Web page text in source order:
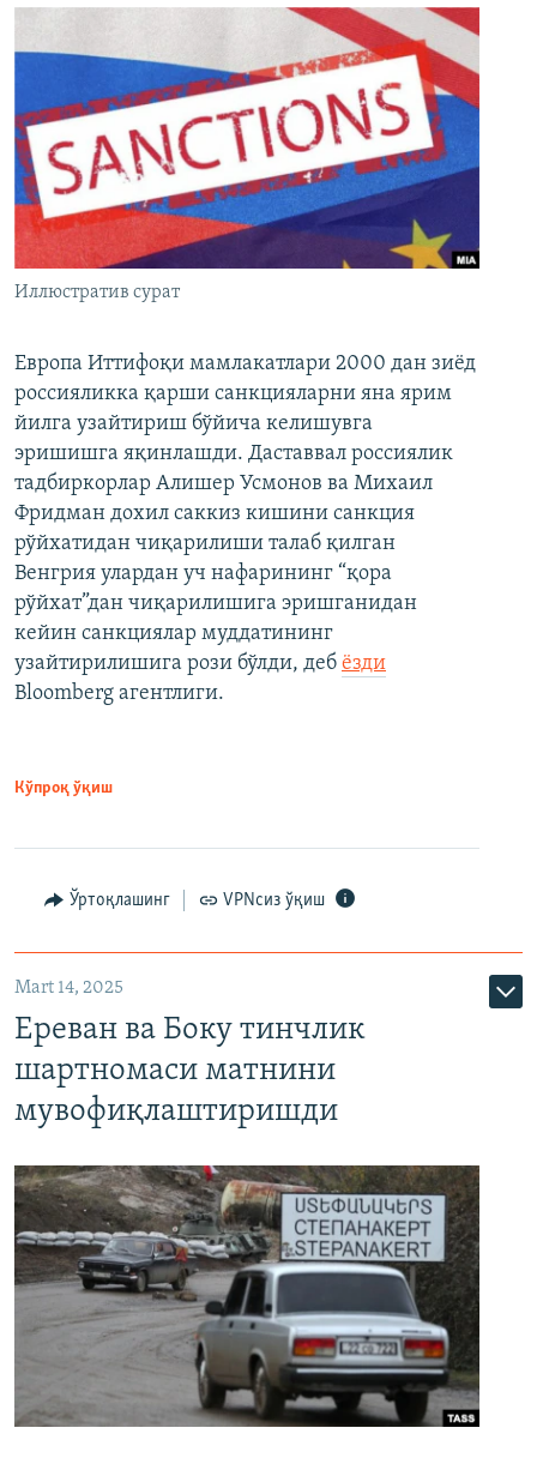
Иллюстратив сурат
Европа Иттифоқи мамлакатлари 2000 дан зиёд
россияликка қарши санкцияларни яна ярим
йилга узайтириш бўйича келишувга
эришишга яқинлашди. Даставвал россиялик
тадбиркорлар Алишер Усмонов ва Михаил
Фридман дохил саккиз кишини санкция
рўйхатидан чиқарилиши талаб қилган
Венгрия улардан уч нафарининг “қора
рўйхат”дан чиқарилишига эришганидан
кейин санкциялар муддатининг
узайтирилишига рози бўлди, деб ёзди
Bloomberg агентлиги.
Кўпроқ ўқиш
Ўртоқлашинг VPNсиз ўқиш
Mart 14, 2025
Ереван ва Боку тинчлик
шартномаси матнини
мувофиқлаштиришди